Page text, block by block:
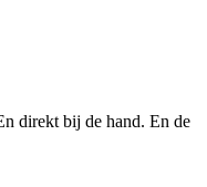
direkt bij de hand. En de